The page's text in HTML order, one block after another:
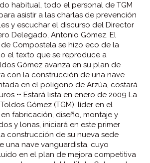
habitual, todo el personal de TGM
asistir a las charlas de prevención
y escuchar el discurso del Director
Delegado, Antonio Gómez. El
de Compostela se hizo eco de la
el texto que se reproduce a
Gómez avanza en su plan de
con la construcción de una nave
en el polígono de Arzúa, costará
•• Estará lista en enero de 2009 La
Gómez (TGM), líder en el
fabricación, diseño, montaje y
y lonas, iniciará en este primer
construcción de su nueva sede
una nave vanguardista, cuyo
en el plan de mejora competitiva